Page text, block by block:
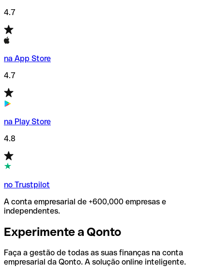
4.7
na App Store
4.7
na Play Store
4.8
no Trustpilot
A conta empresarial de +600,000 empresas e
independentes.
Experimente a Qonto
Faça a gestão de todas as suas finanças na conta
empresarial da Qonto. A solução online inteligente.